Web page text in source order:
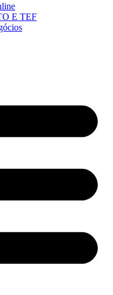
E TEF